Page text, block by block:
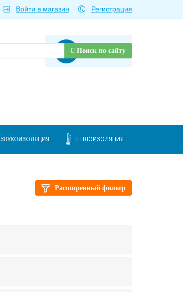
ЗВУКОИЗОЛЯЦИЯ ТЕПЛОИЗОЛЯЦИЯ
Войти в магазин Регистрация
Товаров нет
Поиск по сайту
Расширенный фильтр